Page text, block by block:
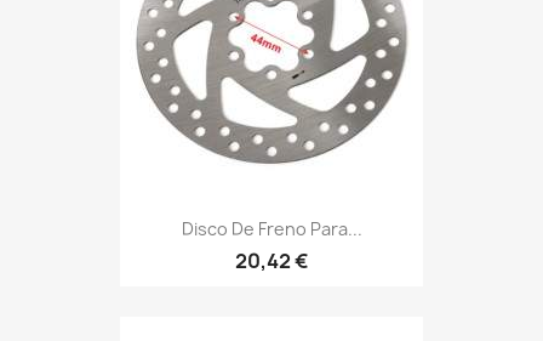
Disco De Freno Para...
20,42 €